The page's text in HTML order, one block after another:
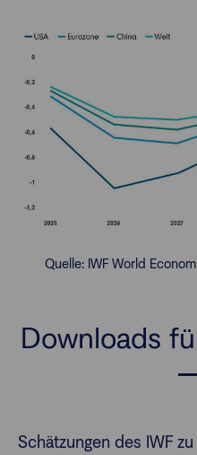
Quelle: IWF World
Downloads
Schätzungen des IWF